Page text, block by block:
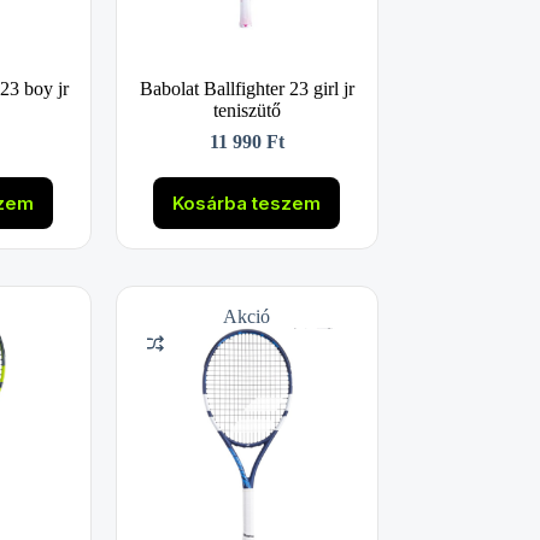
boy jr
Babolat Ballfighter 23 girl jr
teniszütő
11 990 Ft
Kosárba teszem
Akció